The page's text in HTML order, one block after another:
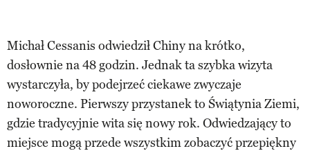
Michał Cessanis odwiedził Chiny na krótko,
dosłownie na 48 godzin. Jednak ta szybka wizyta
wystarczyła, by podejrzeć ciekawe zwyczaje
noworoczne. Pierwszy przystanek to Świątynia Ziemi,
gdzie tradycyjnie wita się nowy rok. Odwiedzający to
miejsce mogą przede wszystkim zobaczyć przepiękny